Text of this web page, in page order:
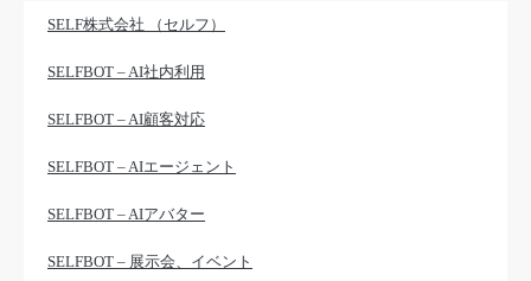
SELF株式会社 （セルフ）
SELFBOT – AI社内利用
SELFBOT – AI顧客対応
SELFBOT – AIエージェント
SELFBOT – AIアバター
SELFBOT – 展示会、イベント